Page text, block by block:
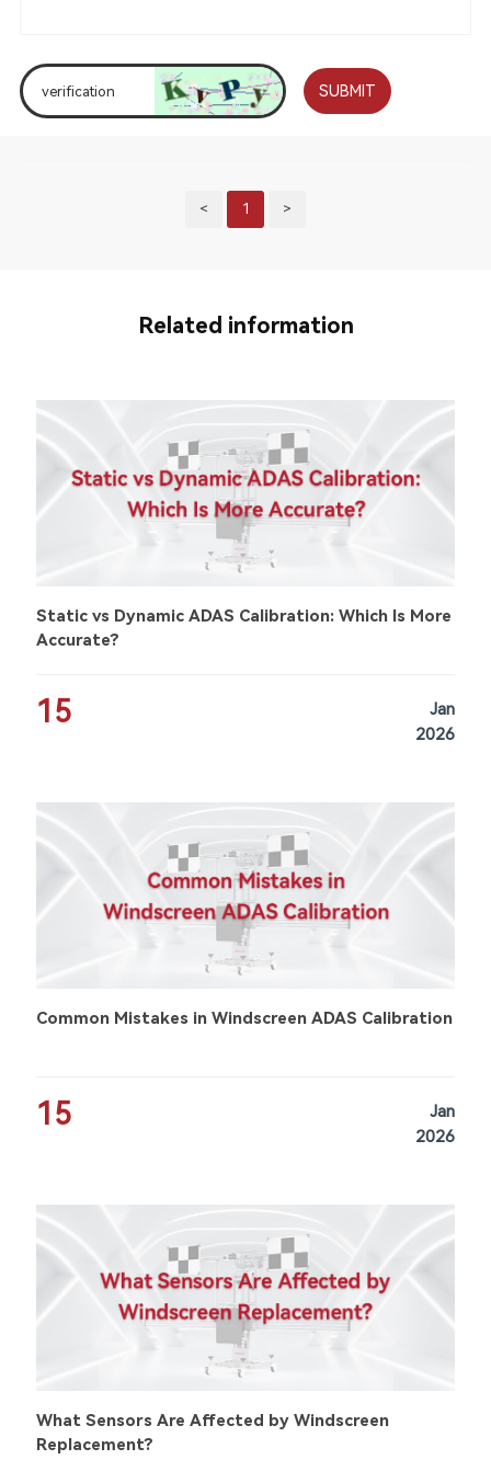
SUBMIT
< 1 >
Related information
Static vs Dynamic ADAS Calibration: Which Is More
Accurate?
15
Jan
2026
Common Mistakes in Windscreen ADAS Calibration
15
Jan
2026
What Sensors Are Affected by Windscreen
Replacement?